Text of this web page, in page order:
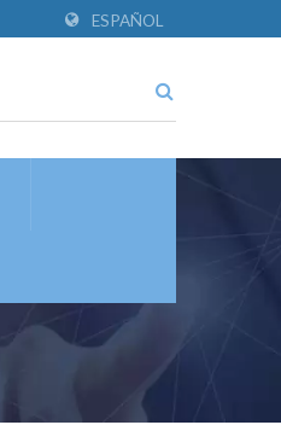
ESPAÑOL